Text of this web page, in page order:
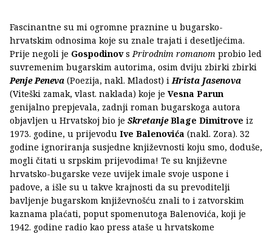
Fascinantne su mi ogromne praznine u bugarsko-
hrvatskim odnosima koje su znale trajati i desetljećima.
Prije negoli je GospodinovsPrirodnim romanom probio led
suvremenim bugarskim autorima, osim dviju zbirki zbirki
Penje Peneva (Poezija, nakl. Mladost) iHrista Jasenova
(Viteški zamak, vlast. naklada) koje je Vesna Parun
genijalno prepjevala, zadnji roman bugarskoga autora
objavljen u Hrvatskoj bio je SkretanjeBlage Dimitrove iz
1973. godine, u prijevodu Ive Balenovića (nakl. Zora). 32
godine ignoriranja susjedne književnosti koju smo, doduše,
mogli čitati u srpskim prijevodima! Te su književne
hrvatsko-bugarske veze uvijek imale svoje uspone i
padove, a išle su u takve krajnosti da su prevoditelji
bavljenje bugarskom književnošću znali to i zatvorskim
kaznama plaćati, poput spomenutoga Balenovića, koji je
1942. godine radio kao press ataše u hrvatskome